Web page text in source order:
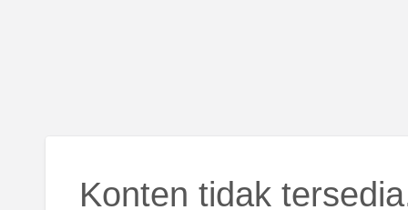
Konten tidak